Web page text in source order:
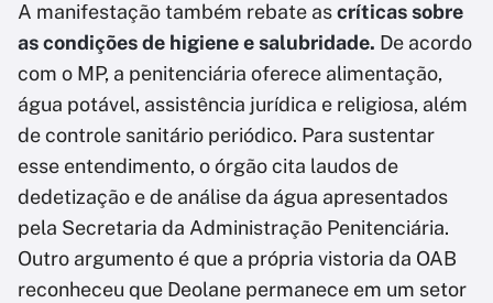
A manifestação também rebate ascríticas sobre
as condições de higiene e salubridade. De acordo
com o MP, a penitenciária oferece alimentação,
água potável, assistência jurídica e religiosa, além
de controle sanitário periódico. Para sustentar
esse entendimento, o órgão cita laudos de
dedetização e de análise da água apresentados
pela Secretaria da Administração Penitenciária.
Outro argumento é que a própria vistoria da OAB
reconheceu que Deolane permanece em um setor